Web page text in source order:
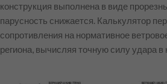
конструкция выполнена в виде
парусность снижается. Калькулятор
сопротивления на нормативное
региона, вычисляя точную силу удара в